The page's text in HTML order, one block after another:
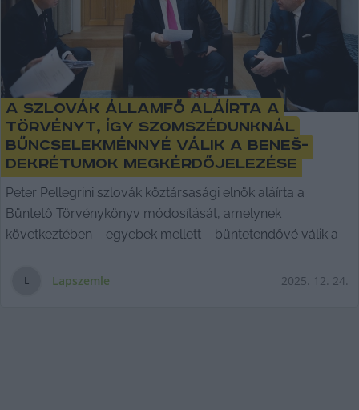
A szlovák államfő aláírta a
törvényt, így szomszédunknál
bűncselekménnyé válik a Beneš-
dekrétumok megkérdőjelezése
Peter Pellegrini szlovák köztársasági elnök aláírta a
Büntető Törvénykönyv módosítását, amelynek
következtében – egyebek mellett – büntetendővé válik a
L Lapszemle 2025. 12. 24.